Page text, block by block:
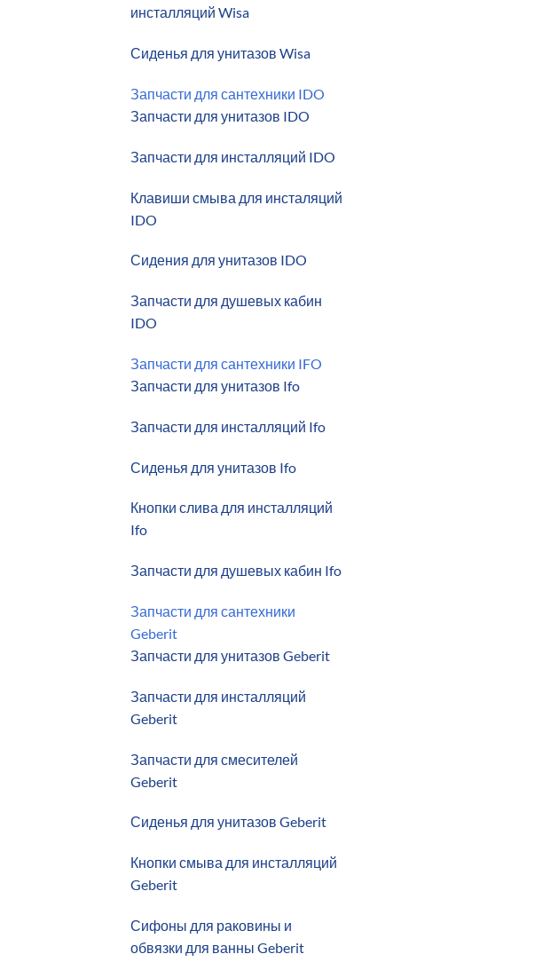
инсталляций Wisa
Сиденья для унитазов Wisa
Запчасти для сантехники IDO
Запчасти для унитазов IDO
Запчасти для инсталляций IDO
Клавиши смыва для инсталяций
IDO
Сидения для унитазов IDO
Запчасти для душевых кабин
IDO
Запчасти для сантехники IFO
Запчасти для унитазов Ifo
Запчасти для инсталляций Ifo
Сиденья для унитазов Ifo
Кнопки слива для инсталляций
Ifo
Запчасти для душевых кабин Ifo
Запчасти для сантехники
Geberit
Запчасти для унитазов Geberit
Запчасти для инсталляций
Geberit
Запчасти для смесителей
Geberit
Сиденья для унитазов Geberit
Кнопки смыва для инсталляций
Geberit
Сифоны для раковины и
обвязки для ванны Geberit